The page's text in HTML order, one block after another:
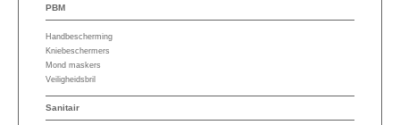
PBM
Handbescherming
Kniebeschermers
Mond maskers
Veiligheidsbril
Sanitair